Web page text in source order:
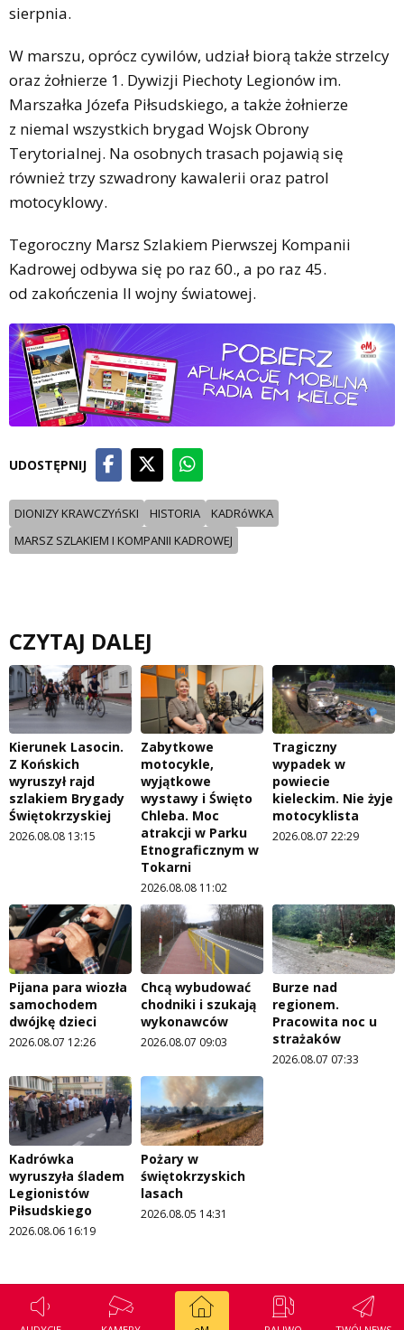
sierpnia.
W marszu, oprócz cywilów, udział biorą także strzelcy
oraz żołnierze 1. Dywizji Piechoty Legionów im.
Marszałka Józefa Piłsudskiego, a także żołnierze
z niemal wszystkich brygad Wojsk Obrony
Terytorialnej. Na osobnych trasach pojawią się
również trzy szwadrony kawalerii oraz patrol
motocyklowy.
Tegoroczny Marsz Szlakiem Pierwszej Kompanii
Kadrowej odbywa się po raz 60., a po raz 45.
od zakończenia II wojny światowej.
UDOSTĘPNIJ
DIONIZY KRAWCZYńSKI HISTORIA
KADRóWKA
MARSZ SZLAKIEM I KOMPANII KADROWEJ
CZYTAJ DALEJ
Kierunek Lasocin.
Z Końskich
wyruszył rajd
szlakiem Brygady
Świętokrzyskiej
2026.08.08 13:15
Zabytkowe
motocykle,
wyjątkowe
wystawy i Święto
Chleba. Moc
atrakcji w Parku
Etnograficznym w
Tokarni
2026.08.08 11:02
Tragiczny
wypadek w
powiecie
kieleckim. Nie żyje
motocyklista
2026.08.07 22:29
Pijana para wiozła
samochodem
dwójkę dzieci
2026.08.07 12:26
Chcą wybudować
chodniki i szukają
wykonawców
2026.08.07 09:03
Burze nad
regionem.
Pracowita noc u
strażaków
2026.08.07 07:33
Kadrówka
wyruszyła śladem
Legionistów
Piłsudskiego
2026.08.06 16:19
Pożary w
świętokrzyskich
lasach
2026.08.05 14:31